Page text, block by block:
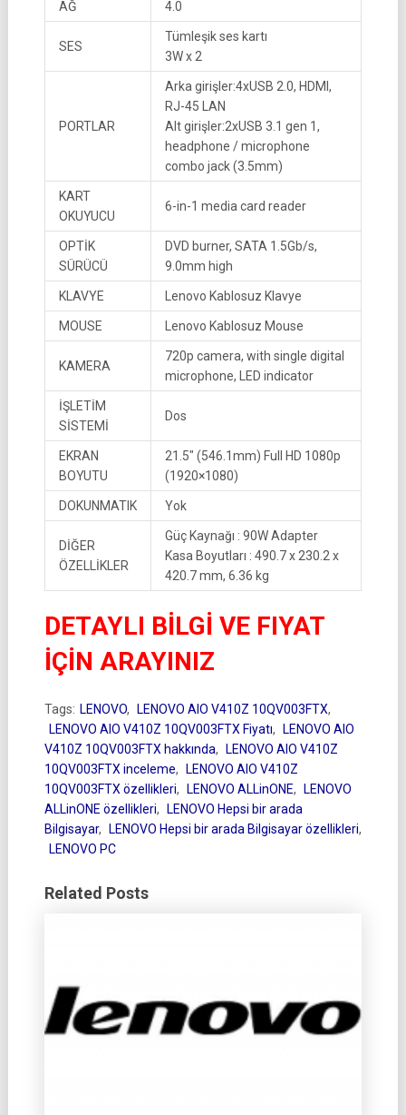
AĞ
4.0
SES
Tümleşik ses kartı
3W x 2
PORTLAR
Arka girişler:4xUSB 2.0, HDMI,
RJ-45 LAN
Alt girişler:2xUSB 3.1 gen 1,
headphone / microphone
combo jack (3.5mm)
KART
OKUYUCU
6-in-1 media card reader
OPTİK
SÜRÜCÜ
DVD burner, SATA 1.5Gb/s,
9.0mm high
KLAVYE Lenovo Kablosuz Klavye
MOUSE Lenovo Kablosuz Mouse
KAMERA
720p camera, with single digital
microphone, LED indicator
İŞLETİM
SİSTEMİ
Dos
EKRAN
BOYUTU
21.5″ (546.1mm) Full HD 1080p
(1920×1080)
DOKUNMATIK Yok
DİĞER
ÖZELLİKLER
Güç Kaynağı : 90W Adapter
Kasa Boyutları : 490.7 x 230.2 x
420.7 mm, 6.36 kg
DETAYLI BİLGİ VE FIYAT
İÇİN ARAYINIZ
Tags: LENOVO, LENOVO AIO V410Z 10QV003FTX,
LENOVO AIO V410Z 10QV003FTX Fiyatı,
LENOVO AIO
V410Z 10QV003FTX hakkında,
LENOVO AIO V410Z
10QV003FTX inceleme,
LENOVO AIO V410Z
10QV003FTX özellikleri, LENOVO ALLinONE,
LENOVO
ALLinONE özellikleri,
LENOVO Hepsi bir arada
Bilgisayar, LENOVO Hepsi bir arada Bilgisayar özellikleri,
LENOVO PC
Related Posts